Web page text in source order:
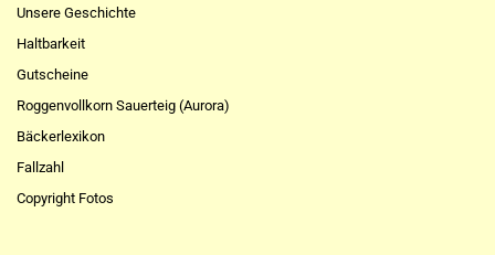
Unsere Geschichte
Haltbarkeit
Gutscheine
Roggenvollkorn Sauerteig (Aurora)
Bäckerlexikon
Fallzahl
Copyright Fotos